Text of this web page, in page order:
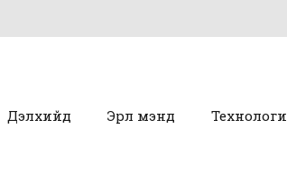
Дэлхийд Эрүүл мэнд Технологи